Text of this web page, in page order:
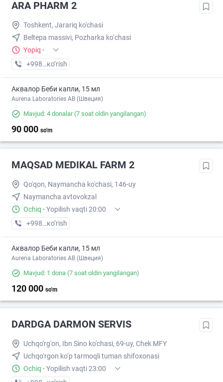
ARA PHARM 2
Toshkent, Jarariq ko'chasi
Beltеpa massivі, Pozharka ko‘chasi
Yopiq ·
+998 (99) XXX-XX-XX
кo’rish
Аквалор Беби капли, 15 мл
Aurena Laboratories AB (Швеция)
Mavjud: 4 donalar(7 soat oldin yangilangan)
90 000 so'm
MAQSAD MEDIKAL FARM 2
Qo'qon, Naymancha ko'chasi, 146-uy
Naymancha avtovokzal
Ochiq · Yopilish vaqti 20:00
+998 (73) XXX-XX-XX
кo’rish
Аквалор Беби капли, 15 мл
Aurena Laboratories AB (Швеция)
Mavjud: 1 dona (7 soat oldin yangilangan)
120 000 so'm
DARDGA DARMON SERVIS
Uchqo'rg'on, Ibn Sino ko'chasi, 69-uy, Chek MFY
Uchqo‘rgon ko‘p tarmoqli tuman shifoxonasi
Ochiq · Yopilish vaqti 23:00